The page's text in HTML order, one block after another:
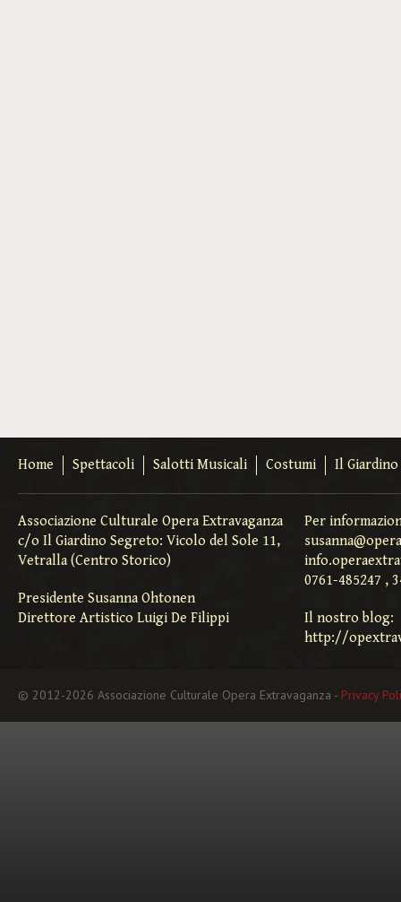
Home Spettacoli Salotti Musicali Costumi Il
Associazione Culturale Opera Extravaganza
c/o Il Giardino Segreto: Vicolo del Sole 11,
Vetralla (Centro Storico)
Presidente Susanna Ohtonen
Direttore Artistico Luigi De Filippi
Per
0761-485247 ,
Il nostro blog:
http://
© 2012-2026 Associazione Culturale Opera Extravaganza - Privacy